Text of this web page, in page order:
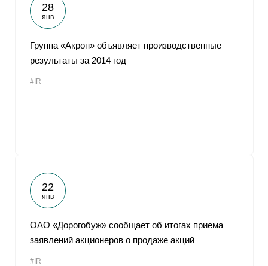
28
янв
Группа «Акрон» объявляет производственные
результаты за 2014 год
#IR
22
янв
ОАО «Дорогобуж» сообщает об итогах приема
заявлений акционеров о продаже акций
#IR